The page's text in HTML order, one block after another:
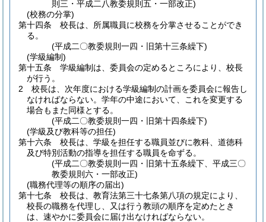
則三・平成二八教委規則五・一部改正)
(校務の分掌)
第十四条
校長は、所属職員に校務を分掌させることができ
る。
(平成二〇教委規則一四・旧第十三条繰下)
(学級編制)
第十五条
学級編制は、委員会の定めるところにより、校長
が行う。
2
校長は、次年度における学級編制の計画を委員会に報告し
なければならない。 学年の中途において、これを変更する
場合もまた同様とする。
(平成二〇教委規則一四・旧第十四条繰下)
(学級及び教科等の担任)
第十六条
校長は、学級を担任する職員並びに教科、道徳科
及び特別活動の指導を担任する職員を命ずる。
(平成二〇教委規則一四・旧第十五条繰下、平成三〇
教委規則六・一部改正)
(職務代理等の順序の届出)
第十七条
校長は、教育法第三十七条第八項の規定により、
校長の職務を代理し、又は行う教頭の順序を定めたとき
は、速やかに委員会に届け出なければならない。